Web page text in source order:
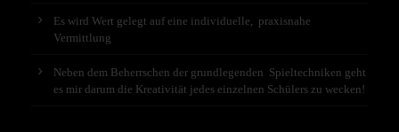
Es wird Wert gelegt auf eine individuelle, praxisnahe
Vermittlung
Neben dem Beherrschen der grundlegenden Spieltechniken geht
es mir darum die Kreativität jedes einzelnen Schülers zu wecken!